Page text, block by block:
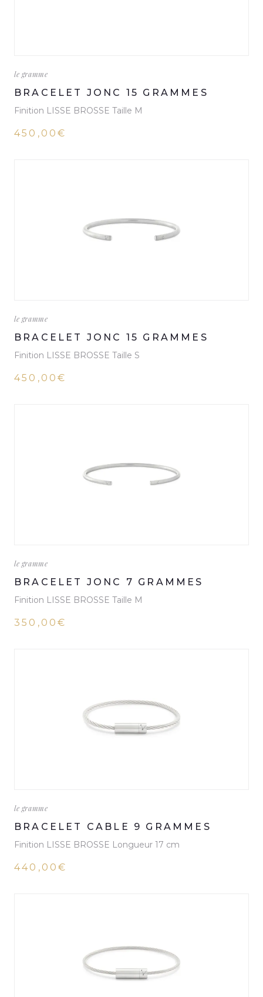
le gramme
BRACELET JONC 15 GRAMMES
Finition LISSE BROSSE Taille M
450,00€
le gramme
BRACELET JONC 15 GRAMMES
Finition LISSE BROSSE Taille S
450,00€
le gramme
BRACELET JONC 7 GRAMMES
Finition LISSE BROSSE Taille M
350,00€
le gramme
BRACELET CABLE 9 GRAMMES
Finition LISSE BROSSE Longueur 17 cm
440,00€